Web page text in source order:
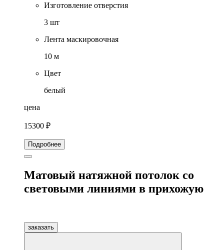
Изготовление отверстия
3 шт
Лента маскировочная
10 м
Цвет
белый
цена
15300 ₽
Подробнее
Матовый натяжной потолок со
световыми линиями в прихожую
заказать